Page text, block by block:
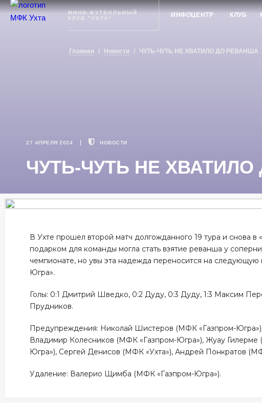
Ухта
МИНИ-ФУТБОЛЬНЫЙ
КЛУБ "УХТА"
ИНФОЦЕНТР КЛУБ
Главная / Новости / ЧУТЬ-ЧУТЬ НЕ ХВАТИЛО ДО РЕВАНША
27 АПРЕЛЯ 2024 НОВОСТИ
ЧУТЬ-ЧУТЬ НЕ
В Ухте прошел второй матч долгожданного 19 тура и снова
подарком для команды могла стать взятие реванша у
чемпионате, но увы эта надежда переносится на
Югра».
Голы: 0:1 Дмитрий Шведко, 0:2 Дуду, 0:3 Дуду, 1:3 Максим
Прудников.
Предупреждения: Николай Шистеров (МФК «Газпром-
Владимир Колесников (МФК «Газпром-Югра»), Жуау
Югра»), Сергей Денисов (МФК «Ухта»), Андрей Понкратов
Удаление: Валерио Щимба (МФК «Газпром-Югра»).